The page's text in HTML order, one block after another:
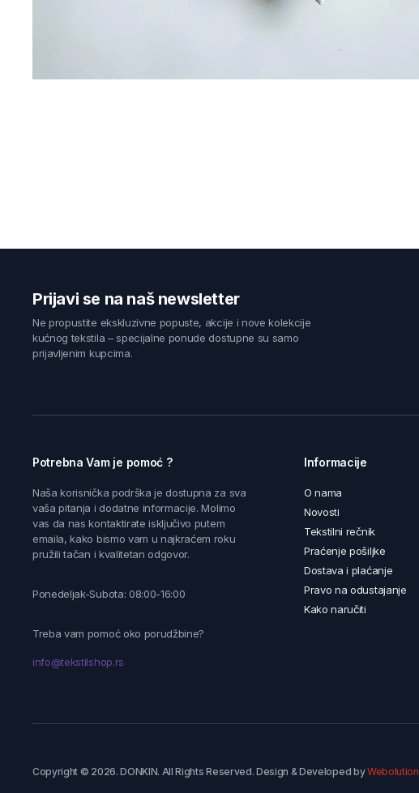
Prijavi se na naš newsletter
Ne propustite ekskluzivne popuste, akcije i nove kolekcije
kućnog tekstila – specijalne ponude dostupne su samo
prijavljenim kupcima.
Potrebna Vam je pomoć ?
Naša korisnička podrška je dostupna za sva
vaša pitanja i dodatne informacije. Molimo
vas da nas kontaktirate isključivo putem
emaila, kako bismo vam u najkraćem roku
pružili tačan i kvalitetan odgovor.
Ponedeljak-Subota: 08:00-16:00
Treba vam pomoć oko porudžbine?
info@tekstilshop.rs
Informacije
O nama
Novosti
Tekstilni rečnik
Praćenje pošiljke
Dostava i plaćanje
Pravo na odustajanje
Kako naručiti
Copyright © 2026. DONKIN. All Rights Reserved. Design & Developed byWebolution